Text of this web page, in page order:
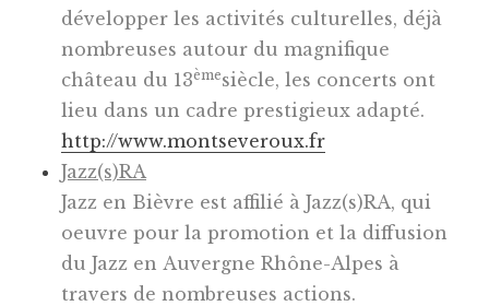
développer les activités culturelles, déjà
nombreuses autour du magnifique
château du 13èmesiècle, les concerts ont
lieu dans un cadre prestigieux adapté.
http://www.montseveroux.fr
Jazz(s)RA
Jazz en Bièvre est affilié à Jazz(s)RA, qui
oeuvre pour la promotion et la diffusion
du Jazz en Auvergne Rhône-Alpes à
travers de nombreuses actions.